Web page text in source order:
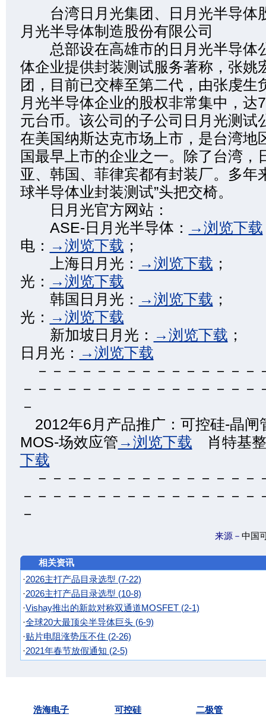
台湾日月光集团、日月光半导体
月光半导体制造股份有限公司
总部设在高雄市的日月光半导体
体企业提供封装测试服务著称，张姚
团，目前已交棒至第二代，由张虔生
月光半导体企业的股权非常集中，达
元台币。该公司的子公司日月光测试
在美国纳斯达克市场上市，是台湾地
国最早上市的企业之一。除了台湾，
亚、韩国、菲律宾都有封装厂。多年
球半导体业封装测试”头把交椅。
日月光官方网站：
ASE-日月光半导体： →浏览下载
电： →浏览下载 ；
上海日月光： →浏览下载 ；
光： →浏览下载
韩国日月光： →浏览下载 ；
光： →浏览下载
新加坡日月光： →浏览下载 ；
日月光： →浏览下载
－－－－－－－－－－－－－－－
－－－－－－－－－－－－－－－－
－
2012年6月产品推广：可控硅-晶闸
MOS-场效应管 →浏览下载 肖特基
下载
－－－－－－－－－－－－－－－
－－－－－－－－－－－－－－－－
－
来源－ 中国
相关资讯
·2026主打产品目录选型 (7-22)
·2026主打产品目录选型 (10-8)
·Vishay推出的新款对称双通道MOSFET (2-1)
·全球20大最顶尖半导体巨头 (6-9)
·贴片电阻涨势压不住 (2-26)
·2021年春节放假通知 (2-5)
浩海电子
可控硅 二极管